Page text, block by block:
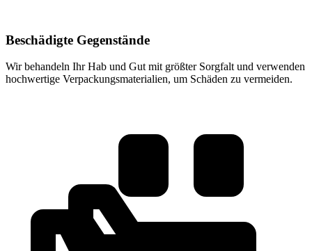
Beschädigte Gegenstände
Wir behandeln Ihr Hab und Gut mit größter Sorgfalt und verwenden
hochwertige Verpackungsmaterialien, um Schäden zu vermeiden.